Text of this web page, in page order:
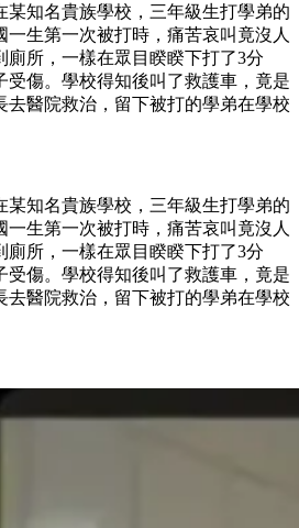
某知名貴族學校，三年級生打學弟的
生第一次被打時，痛苦哀叫竟沒人
廁所，一樣在眾目睽睽下打了3分
受傷。學校得知後叫了救護車，竟是
去醫院救治，留下被打的學弟在學校
某知名貴族學校，三年級生打學弟的
生第一次被打時，痛苦哀叫竟沒人
廁所，一樣在眾目睽睽下打了3分
受傷。學校得知後叫了救護車，竟是
去醫院救治，留下被打的學弟在學校